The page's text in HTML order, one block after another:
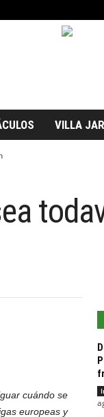
VILLA
cuándo se
europeas y